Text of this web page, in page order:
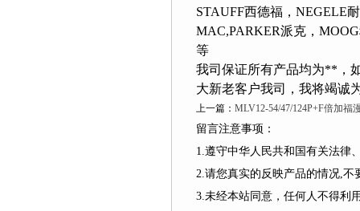
STAUFF西德福，NEGELE
MAC,PARKER派克，
等
我司保证所有产品均为**，
大新老客户我司，我将竭诚
上一篇： MLV12-54/47/124P+F倍加福
留言注意事项：
1.遵守中华人民共和国有关法律、
2.请您真实的反映产品的情况,不要捏
3.未经本站同意，任何人不得利